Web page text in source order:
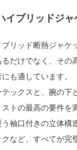
イブリッドジャ
ブリッド断熱ジャケ
るだけでなく、そ
も適しています。
ックスと、腕の下
トの最高の要件を
袖口付きの立体構
など、すべてが完